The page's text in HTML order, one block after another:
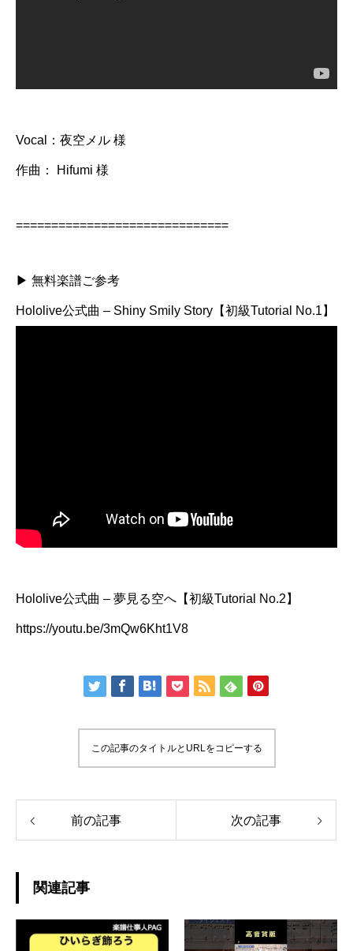
Vocal：夜空メル 様
作曲： Hifumi 様
==============================
▶ 無料楽譜ご参考
Hololive公式曲 – Shiny Smily Story【初級Tutorial No.1】
Hololive公式曲 – 夢見る空へ【初級Tutorial No.2】
https://youtu.be/3mQw6Kht1V8
この記事のタイトルとURLをコピーする
前の記事 次の記事
関連記事